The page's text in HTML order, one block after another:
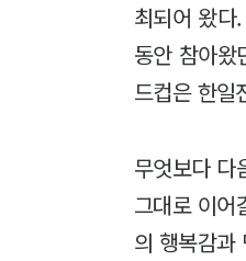
최되어 왔
동안 참아
드컵은 한일
무엇보다 다
그대로 이어
의 행복감과